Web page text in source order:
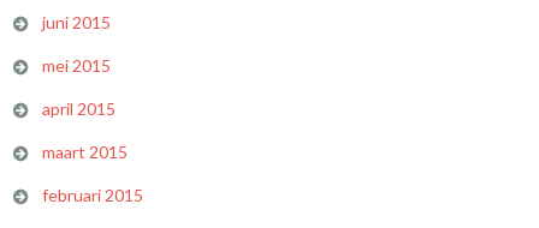
juni 2015
mei 2015
april 2015
maart 2015
februari 2015